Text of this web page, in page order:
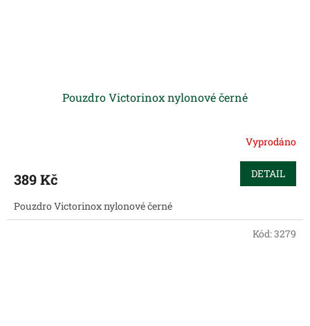
Pouzdro Victorinox nylonové černé
Vyprodáno
389 Kč DETAIL
Pouzdro Victorinox nylonové černé
Kód:3279